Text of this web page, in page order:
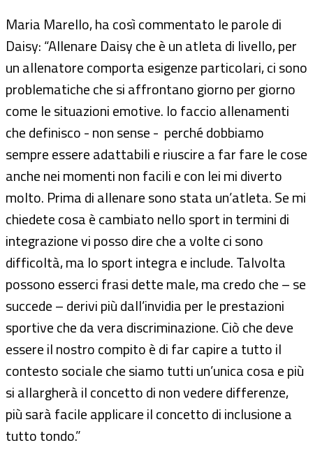
Maria Marello, ha così commentato le parole di
Daisy: “Allenare Daisy che è un atleta di livello, per
un allenatore comporta esigenze particolari, ci sono
problematiche che si affrontano giorno per giorno
come le situazioni emotive. Io faccio allenamenti
che definisco - non sense - perché dobbiamo
sempre essere adattabili e riuscire a far fare le cose
anche nei momenti non facili e con lei mi diverto
molto. Prima di allenare sono stata un’atleta. Se mi
chiedete cosa è cambiato nello sport in termini di
integrazione vi posso dire che a volte ci sono
difficoltà, ma lo sport integra e include. Talvolta
possono esserci frasi dette male, ma credo che – se
succede – derivi più dall’invidia per le prestazioni
sportive che da vera discriminazione. Ciò che deve
essere il nostro compito è di far capire a tutto il
contesto sociale che siamo tutti un’unica cosa e più
si allargherà il concetto di non vedere differenze,
più sarà facile applicare il concetto di inclusione a
tutto tondo.”